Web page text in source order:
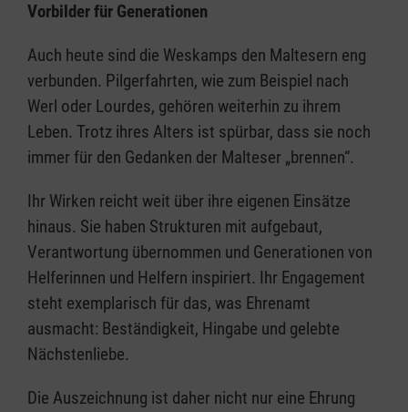
Vorbilder für Generationen
Auch heute sind die Weskamps den Maltesern eng
verbunden. Pilgerfahrten, wie zum Beispiel nach
Werl oder Lourdes, gehören weiterhin zu ihrem
Leben. Trotz ihres Alters ist spürbar, dass sie noch
immer für den Gedanken der Malteser „brennen“.
Ihr Wirken reicht weit über ihre eigenen Einsätze
hinaus. Sie haben Strukturen mit aufgebaut,
Verantwortung übernommen und Generationen von
Helferinnen und Helfern inspiriert. Ihr Engagement
steht exemplarisch für das, was Ehrenamt
ausmacht: Beständigkeit, Hingabe und gelebte
Nächstenliebe.
Die Auszeichnung ist daher nicht nur eine Ehrung